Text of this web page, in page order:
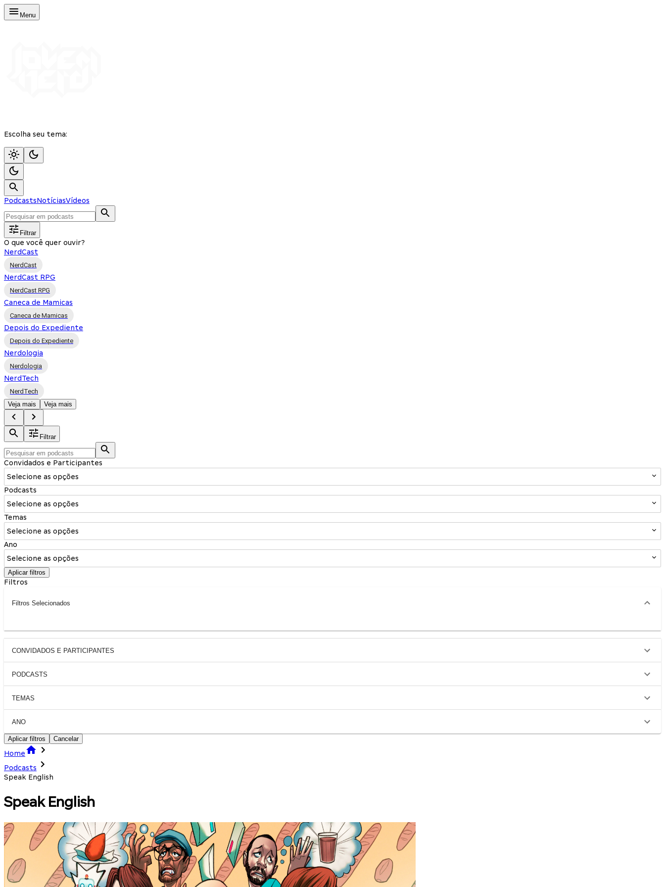
Menu
Escolha seu tema:
PodcastsNotíciasVídeos
Filtrar
O que você quer ouvir?
NerdCast
NerdCast
NerdCast RPG
NerdCast RPG
Caneca de Mamicas
Caneca de Mamicas
Depois do Expediente
Depois do Expediente
Nerdologia
Nerdologia
NerdTech
NerdTech
Veja mais
Veja mais
Filtrar
Convidados e Participantes
Selecione as opções
Podcasts
Selecione as opções
Temas
Selecione as opções
Ano
Selecione as opções
Aplicar filtros
Filtros
Filtros Selecionados
CONVIDADOS E PARTICIPANTES
PODCASTS
TEMAS
ANO
Aplicar filtros Cancelar
Home
Podcasts
Speak English
Speak English